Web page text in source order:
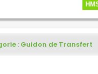
: Guidon de Transfert